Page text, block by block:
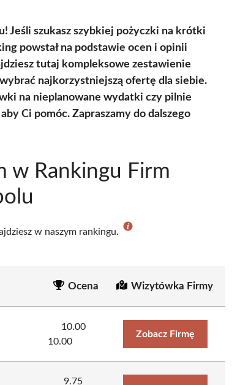
szukasz szybkiej pożyczki na krótki
powstał na podstawie ocen i opinii
tutaj kompleksowe zestawienie
najkorzystniejszą ofertę dla siebie.
na nieplanowane wydatki czy pilnie
Ci pomóc. Zapraszamy do dalszego
w Rankingu Firm
w naszym rankingu.
Ocena Wizytówka Firmy
10.00
10.00
Zobacz Firmę
9.75